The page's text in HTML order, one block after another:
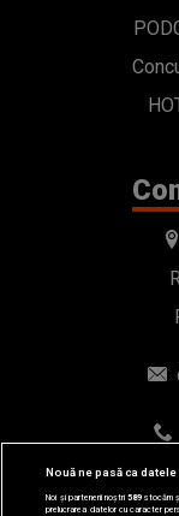
Nouă ne pasă ca
Noi și partenerii noștri589stocăm
prelucrarea datelor cu caracter